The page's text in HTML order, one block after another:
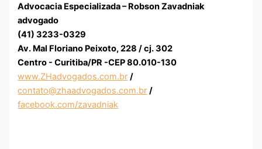
Advocacia Especializada – Robson Zavadniak
advogado
(41) 3233-0329
Av. Mal Floriano Peixoto, 228 / cj. 302
Centro - Curitiba/PR -CEP 80.010-130
www.ZHadvogados.com.br /
contato@zhaadvogados.com.br /
facebook.com/zavadniak